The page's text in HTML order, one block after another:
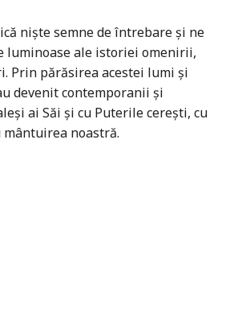
nişte semne de întrebare şi ne
luminoase ale istoriei omenirii,
Prin părăsirea acestei lumi şi
devenit contemporanii şi
ai Săi şi cu Puterile cereşti, cu
noastră.